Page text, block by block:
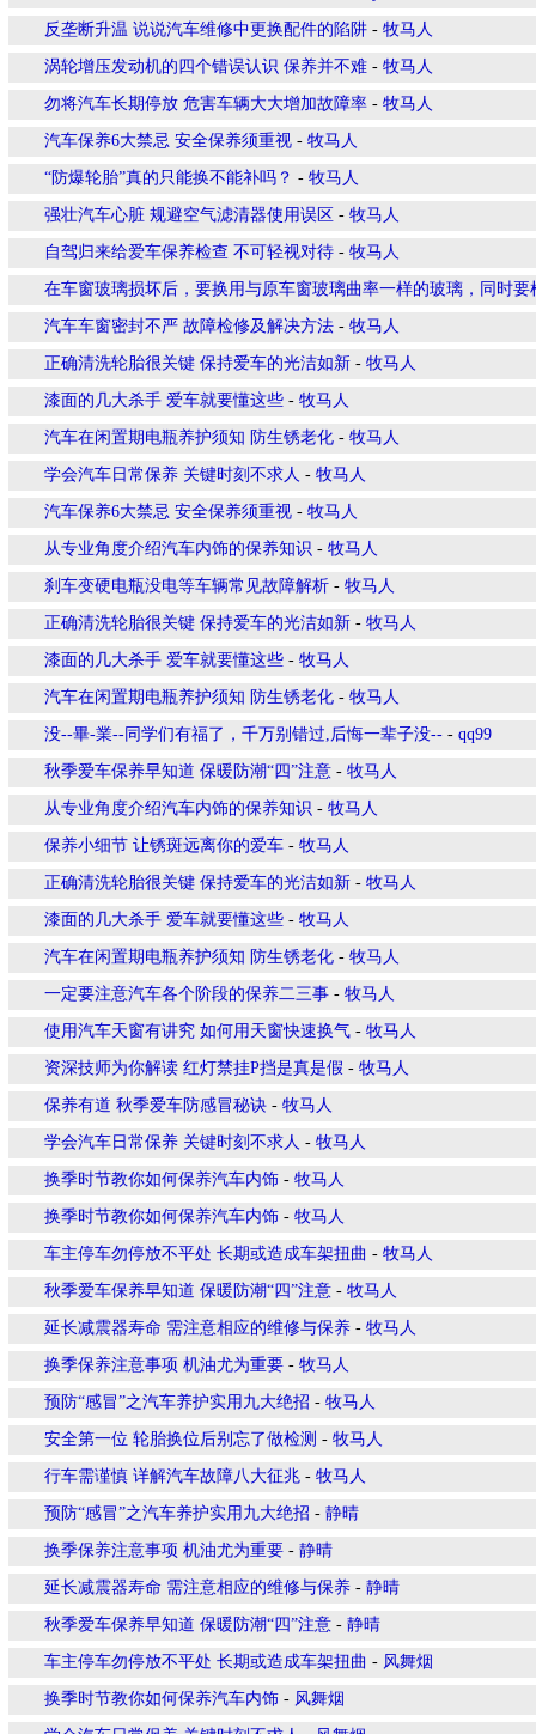
反垄断升温 说说汽车维修中更换配件的陷阱 - 牧马人
涡轮增压发动机的四个错误认识 保养并不难 - 牧马人
勿将汽车长期停放 危害车辆大大增加故障率 - 牧马人
汽车保养6大禁忌 安全保养须重视 - 牧马人
“防爆轮胎”真的只能换不能补吗？ - 牧马人
强壮汽车心脏 规避空气滤清器使用误区 - 牧马人
自驾归来给爱车保养检查 不可轻视对待 - 牧马人
在车窗玻璃损坏后，要换用与原车窗玻璃曲率一样的玻璃，同时要
汽车车窗密封不严 故障检修及解决方法 - 牧马人
正确清洗轮胎很关键 保持爱车的光洁如新 - 牧马人
漆面的几大杀手 爱车就要懂这些 - 牧马人
汽车在闲置期电瓶养护须知 防生锈老化 - 牧马人
学会汽车日常保养 关键时刻不求人 - 牧马人
汽车保养6大禁忌 安全保养须重视 - 牧马人
从专业角度介绍汽车内饰的保养知识 - 牧马人
刹车变硬电瓶没电等车辆常见故障解析 - 牧马人
正确清洗轮胎很关键 保持爱车的光洁如新 - 牧马人
漆面的几大杀手 爱车就要懂这些 - 牧马人
汽车在闲置期电瓶养护须知 防生锈老化 - 牧马人
没--畢-業--同学们有福了，千万别错过,后悔一辈子没-- - qq99
秋季爱车保养早知道 保暖防潮“四”注意 - 牧马人
从专业角度介绍汽车内饰的保养知识 - 牧马人
保养小细节 让锈斑远离你的爱车 - 牧马人
正确清洗轮胎很关键 保持爱车的光洁如新 - 牧马人
漆面的几大杀手 爱车就要懂这些 - 牧马人
汽车在闲置期电瓶养护须知 防生锈老化 - 牧马人
一定要注意汽车各个阶段的保养二三事 - 牧马人
使用汽车天窗有讲究 如何用天窗快速换气 - 牧马人
资深技师为你解读 红灯禁挂P挡是真是假 - 牧马人
保养有道 秋季爱车防感冒秘诀 - 牧马人
学会汽车日常保养 关键时刻不求人 - 牧马人
换季时节教你如何保养汽车内饰 - 牧马人
换季时节教你如何保养汽车内饰 - 牧马人
车主停车勿停放不平处 长期或造成车架扭曲 - 牧马人
秋季爱车保养早知道 保暖防潮“四”注意 - 牧马人
延长减震器寿命 需注意相应的维修与保养 - 牧马人
换季保养注意事项 机油尤为重要 - 牧马人
预防“感冒”之汽车养护实用九大绝招 - 牧马人
安全第一位 轮胎换位后别忘了做检测 - 牧马人
行车需谨慎 详解汽车故障八大征兆 - 牧马人
预防“感冒”之汽车养护实用九大绝招 - 静晴
换季保养注意事项 机油尤为重要 - 静晴
延长减震器寿命 需注意相应的维修与保养 - 静晴
秋季爱车保养早知道 保暖防潮“四”注意 - 静晴
车主停车勿停放不平处 长期或造成车架扭曲 - 风舞烟
换季时节教你如何保养汽车内饰 - 风舞烟